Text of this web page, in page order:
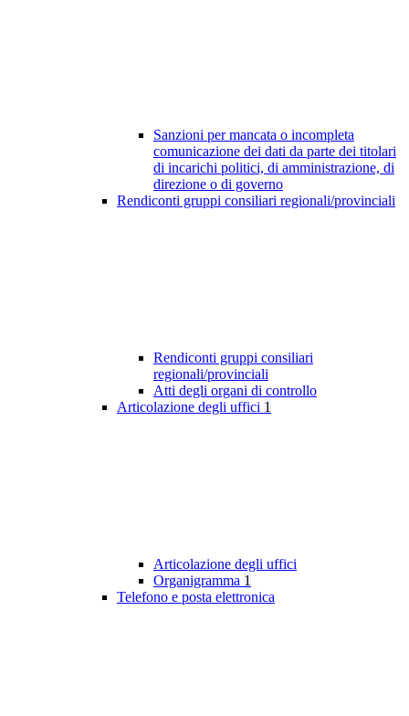
Sanzioni per mancata o incompleta
comunicazione dei dati da parte dei titolari
di incarichi politici, di amministrazione, di
direzione o di governo
Rendiconti gruppi consiliari regionali/provinciali
Rendiconti gruppi consiliari
regionali/provinciali
Atti degli organi di controllo
Articolazione degli uffici 1
Articolazione degli uffici
Organigramma 1
Telefono e posta elettronica